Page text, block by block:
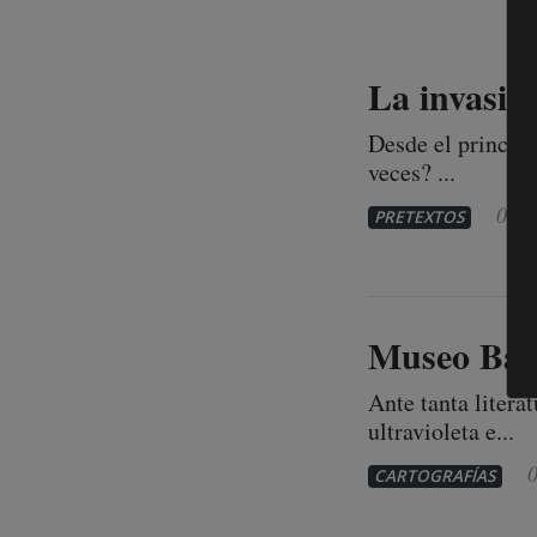
La
Desde el
veces? ...
PRETEXTOS 07
Museo
Ante tanta
ultravioleta e...
CARTOGRAFÍAS